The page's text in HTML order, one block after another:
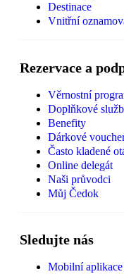
Destinace
Vnitřní
Rezervace a
Věrnostní
Doplňkové
Benefity
Dárkové
Často kladené
Online delegát
Naši průvodci
Můj Čedok
Sledujte nás
Mobilní aplikace